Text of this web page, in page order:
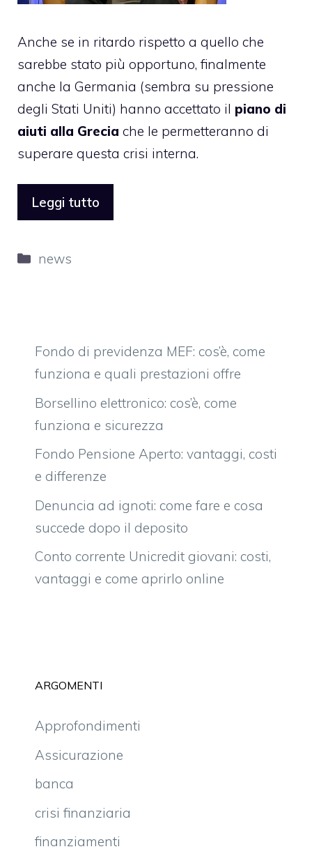
Anche se in ritardo rispetto a quello che
sarebbe stato più opportuno, finalmente
anche la Germania (sembra su pressione
degli Stati Uniti) hanno accettato il piano di
aiuti alla Grecia che le permetteranno di
superare questa crisi interna.
Leggi tutto
Categorie
news
Fondo di previdenza MEF: cos’è, come
funziona e quali prestazioni offre
Borsellino elettronico: cos’è, come
funziona e sicurezza
Fondo Pensione Aperto: vantaggi, costi
e differenze
Denuncia ad ignoti: come fare e cosa
succede dopo il deposito
Conto corrente Unicredit giovani: costi,
vantaggi e come aprirlo online
ARGOMENTI
Approfondimenti
Assicurazione
banca
crisi finanziaria
finanziamenti